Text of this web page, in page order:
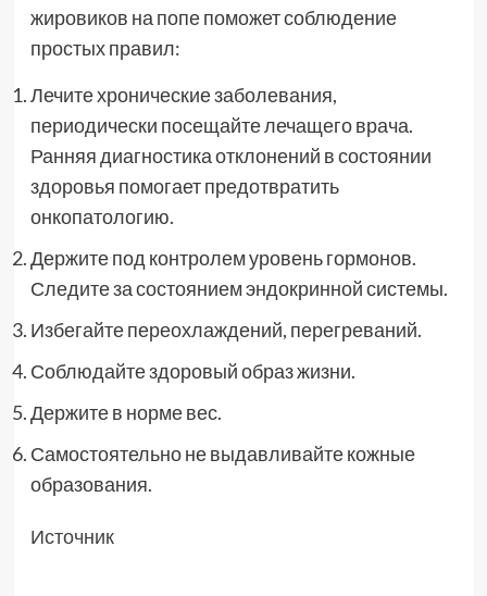
жировиков на попе поможет соблюдение
простых правил:
Лечите хронические заболевания,
периодически посещайте лечащего врача.
Ранняя диагностика отклонений в состоянии
здоровья помогает предотвратить
онкопатологию.
Держите под контролем уровень гормонов.
Следите за состоянием эндокринной системы.
Избегайте переохлаждений, перегреваний.
Соблюдайте здоровый образ жизни.
Держите в норме вес.
Самостоятельно не выдавливайте кожные
образования.
Источник